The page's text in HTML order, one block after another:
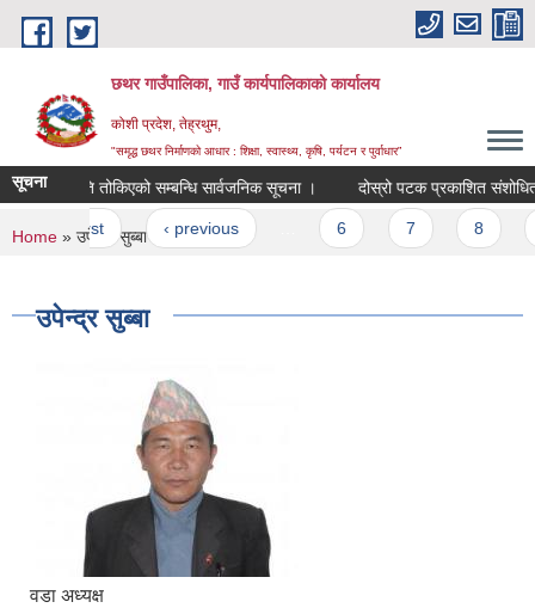
Skip to main content
छथर गाउँपालिका, गाउँ कार्यपालिकाको कार्यालय
कोशी प्रदेश, तेह्रथुम,
"समृद्ध छथर निर्माणको आधार : शिक्षा, स्वास्थ्य, कृषि, पर्यटन र पुर्वाधार”
सूचना
परिक्षा मिति तोकिएको सम्बन्धि सार्वजनिक सूचना । दोस्रो पटक प्रकाशित संशोधित
Pages
« first ‹ previous
You are here
Home » उपेन्द्र सुब्बा
उपेन्द्र सुब्बा
वडा अध्यक्ष